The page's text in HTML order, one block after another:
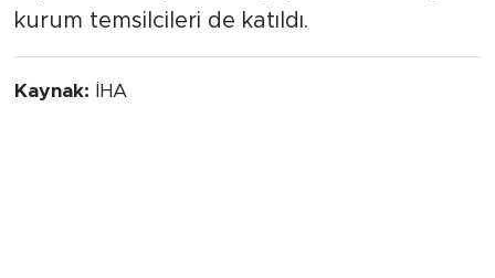
kurum temsilcileri de katıldı.
Kaynak: İHA